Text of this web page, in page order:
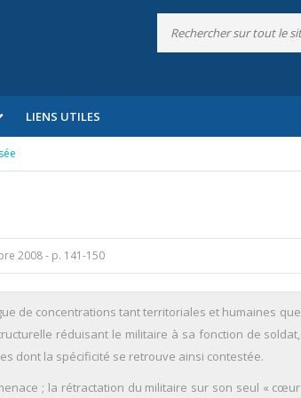
LIENS UTILES
2008- p. 141-150
de concentrations tant territoriales et humaines que
réduisant le militaire à sa fonction de soldat,
dont la spécificité se retrouve ainsi contestée.
; la rétractation du militaire sur son seul « cœur